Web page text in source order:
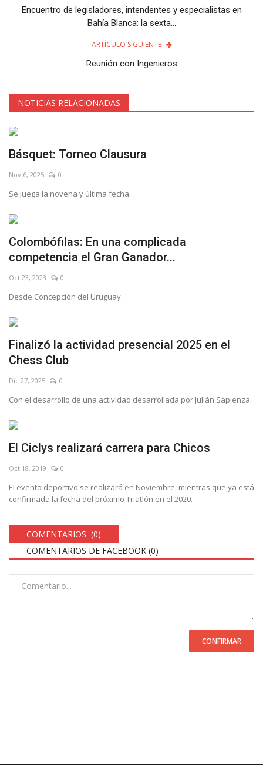
Encuentro de legisladores, intendentes y especialistas en
Bahía Blanca: la sexta...
ARTÍCULO SIGUIENTE
Reunión con Ingenieros
NOTICIAS RELACIONADAS
Básquet: Torneo Clausura
Nov 6, 2025 0
Se juega la novena y última fecha.
Colombófilas: En una complicada
competencia el Gran Ganador...
Oct 23, 2023 0
Desde Concepción del Uruguay.
Finalizó la actividad presencial 2025 en el
Chess Club
Dic 27, 2025 0
Con el desarrollo de una actividad desarrollada por Julián Sapienza.
El Ciclys realizará carrera para Chicos
Oct 18, 2019 0
El evento deportivo se realizará en Noviembre, mientras que ya está
confirmada la fecha del próximo Triatlón en el 2020.
COMENTARIOS (0)
COMENTARIOS DE FACEBOOK (0)
CONFIRMAR